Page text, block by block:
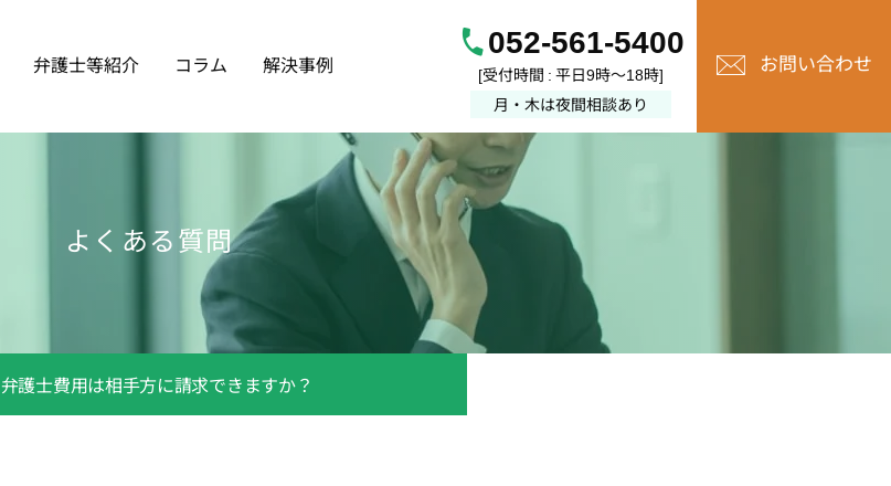
弁護士等紹介 コラム 解決事例
052-561-5400
[受付時間 : 平日9時～18時]
月・木は夜間相談あり
お問い合わせ
よくある質問
弁護士費用は相手方に請求できますか？